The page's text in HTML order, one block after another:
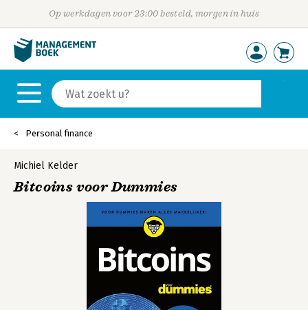
Op werkdagen voor 23:00 besteld, morgen in huis
Personal finance
Michiel Kelder
Bitcoins voor Dummies